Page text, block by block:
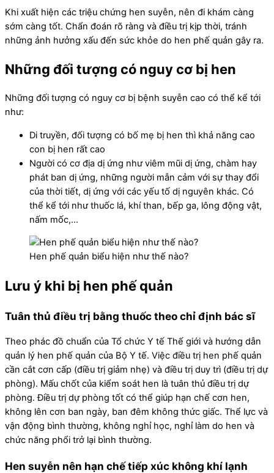
Khi xuất hiện các triệu chứng hen suyễn, nên đi khám càng
sớm càng tốt. Chẩn đoán rõ ràng và điều trị kịp thời, tránh
những ảnh hưởng xấu đến sức khỏe do hen phế quản gây ra.
Những đối tượng có nguy cơ bị hen
Những đối tượng có nguy cơ bị bệnh suyễn cao có thể kể tới
như:
Di truyền, đối tượng có bố mẹ bị hen thì khả năng cao
con bị hen rất cao
Người có cơ địa dị ứng như viêm mũi dị ứng, chàm hay
phát ban dị ứng, những người mẫn cảm với sự thay đổi
của thời tiết, dị ứng với các yếu tố dị nguyên khác. Có
thể kể tới như thuốc lá, khí than, bếp ga, lông động vật,
nấm mốc,…
Hen phế quản biểu hiện như thế nào?
Lưu ý khi bị hen phế quản
Tuân thủ điều trị bằng thuốc theo chỉ định bác sĩ
Theo phác đồ chuẩn của Tổ chức Y tế Thế giới và hướng dẫn
quản lý hen phế quản của Bộ Y tế. Việc điều trị hen phế quản
cần cắt cơn cấp (điều trị giảm nhẹ) và điều trị duy trì (điều trị dự
phòng). Mấu chốt của kiểm soát hen là tuân thủ điều trị dự
phòng. Điều trị dự phòng tốt có thể giúp hạn chế cơn hen,
không lên cơn ban ngày, ban đêm không thức giấc. Thể lực và
vận động bình thường, không nghỉ học, nghỉ làm do hen và
chức năng phổi trở lại bình thường.
Hen suyễn nên hạn chế tiếp xúc không khí lạnh